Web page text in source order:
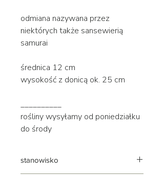
odmiana nazywana przez
niektórych także sansewierią
samurai
średnica 12 cm
wysokość z donicą ok. 25 cm
__________
rośliny wysyłamy od poniedziałku
do środy
stanowisko